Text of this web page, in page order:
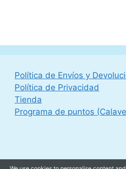
Política de Envíos y
Política de Privacidad
Tienda
Programa de puntos